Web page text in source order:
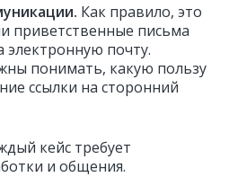
Как правило, это
приветственные письма
электронную почту.
понимать, какую пользу
ссылки на сторонний
кейс требует
и общения.